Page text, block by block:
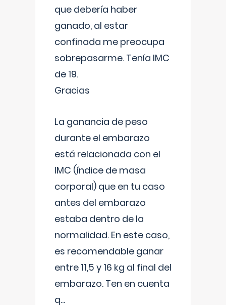
que debería haber
ganado, al estar
confinada me preocupa
sobrepasarme. Tenía IMC
de 19.
Gracias
La ganancia de peso
durante el embarazo
está relacionada con el
IMC (índice de masa
corporal) que en tu caso
antes del embarazo
estaba dentro de la
normalidad. En este caso,
es recomendable ganar
entre 11,5 y 16 kg al final del
embarazo. Ten en cuenta
q...